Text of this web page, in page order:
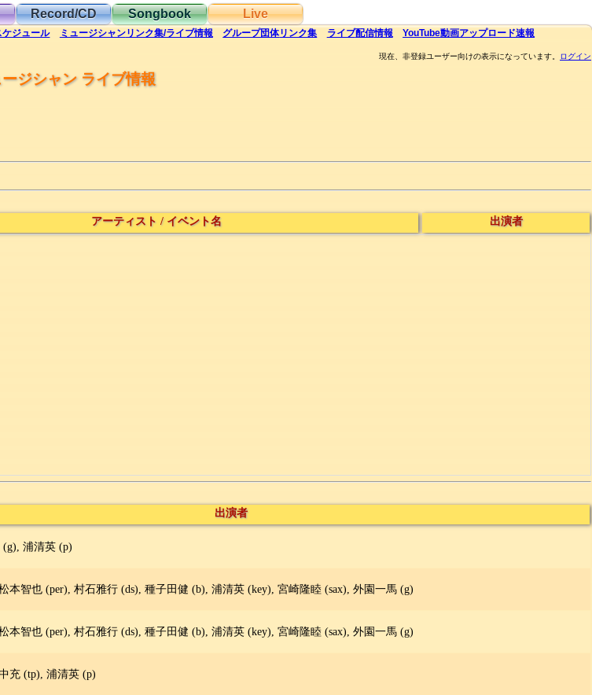
Record/CD Songbook Live
ケジュール ミュージシャンリンク集/ライブ情報 グループ団体リンク集 ライブ配信情報 YouTube動画アップロード速報
現在、非登録ユーザー向けの表示になっています。 ログイン
ージシャン ライブ情報
アーティスト / イベント名
出演者
出演者
浦清英 (p)
本智也 (per), 村石雅行 (ds), 種子田健 (b), 浦清英 (key), 宮崎隆睦 (sax), 外園一馬 (g)
本智也 (per), 村石雅行 (ds), 種子田健 (b), 浦清英 (key), 宮崎隆睦 (sax), 外園一馬 (g)
充 (tp), 浦清英 (p)